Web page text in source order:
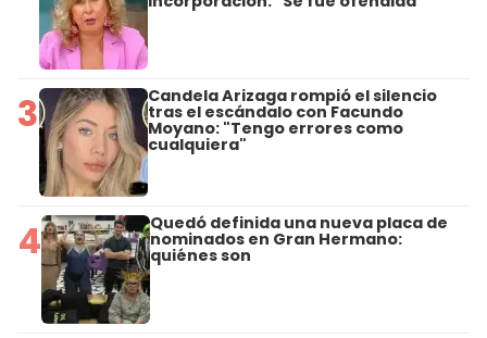
3 Candela Arizaga rompió el silencio
tras el escándalo con Facundo
Moyano: "Tengo errores como
cualquiera"
4 Quedó definida una nueva placa de
nominados en Gran Hermano:
quiénes son